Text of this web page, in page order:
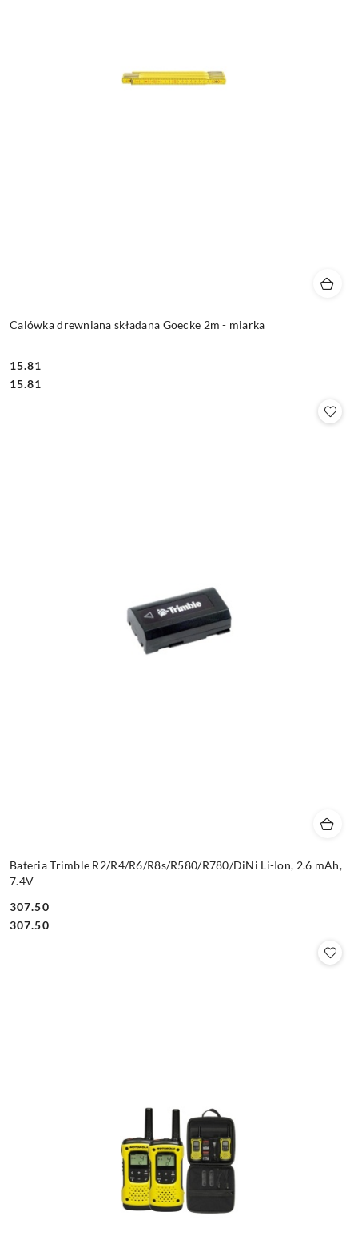
Calówka drewniana składana Goecke 2m - miarka
Cena:
15.81
Cena:
15.81
Bateria Trimble R2/R4/R6/R8s/R580/R780/DiNi Li-Ion, 2.6 mAh,
7.4V
Cena:
307.50
Cena:
307.50